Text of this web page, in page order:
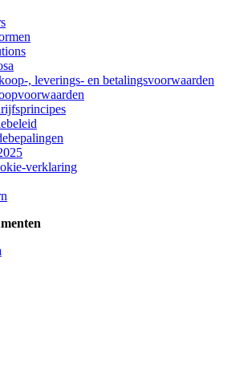
, leverings- en betalingsvoorwaarden
verklaring